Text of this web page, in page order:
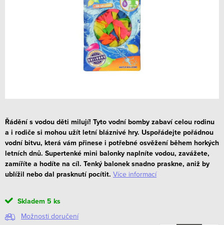
Řádění s vodou děti milují! Tyto vodní bomby zabaví celou rodinu
a i rodiče si mohou užít letní bláznivé hry. Uspořádejte pořádnou
vodní bitvu, která vám přinese i potřebné osvěžení během horkých
letních dnů. Supertenké mini balonky naplníte vodou, zavážete,
zamíříte a hodíte na cíl. Tenký balonek snadno praskne, aniž by
ublížil nebo dal prasknutí pocítit. Více informací
Skladem 5 ks
Možnosti doručení